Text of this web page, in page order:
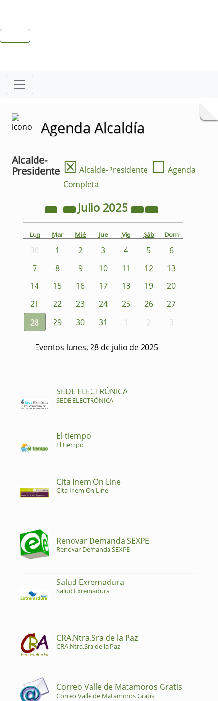
Agenda Alcaldía
Alcalde-
Presidente ☒ Alcalde-Presidente ☐ Agenda
Completa
Julio 2025
Lun Mar Mié Jue Vie Sáb Dom
30 1 2 3 4 5
6
7
8 9 10 11 12
13
14
15 16 17 18 19
20
21
22 23 24 25 26
27
28
29 30 31 1 2 3
Eventos lunes, 28 de julio de 2025
SEDE ELECTRÓNICA
SEDE ELECTRÓNICA
El tiempo
El tiempo
Cita Inem On Line
Cita Inem On Line
Renovar Demanda SEXPE
Renovar Demanda SEXPE
Salud Exremadura
Salud Exremadura
CRA.Ntra.Sra de la Paz
CRA.Ntra.Sra de la Paz
Correo Valle de Matamoros Gratis
Correo Valle de Matamoros Gratis